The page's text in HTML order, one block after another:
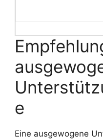
e
Eine ausgewogene